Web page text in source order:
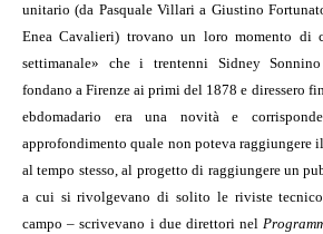
unitario (da Pasquale Villari a Giustino
Enea Cavalieri) trovano un loro momento di
settimanale» che i trentenni Sidney
fondano a Firenze ai primi del 1878 e diressero
ebdomadario era una novità e
approfondimento quale non poteva raggiungere
al tempo stesso, al progetto di raggiungere un
a cui si rivolgevano di solito le riviste
campo – scrivevano i due direttori nel